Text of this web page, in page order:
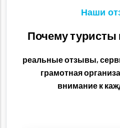
Наши
Почему
реальные отзывы,
грамотная
внимание к